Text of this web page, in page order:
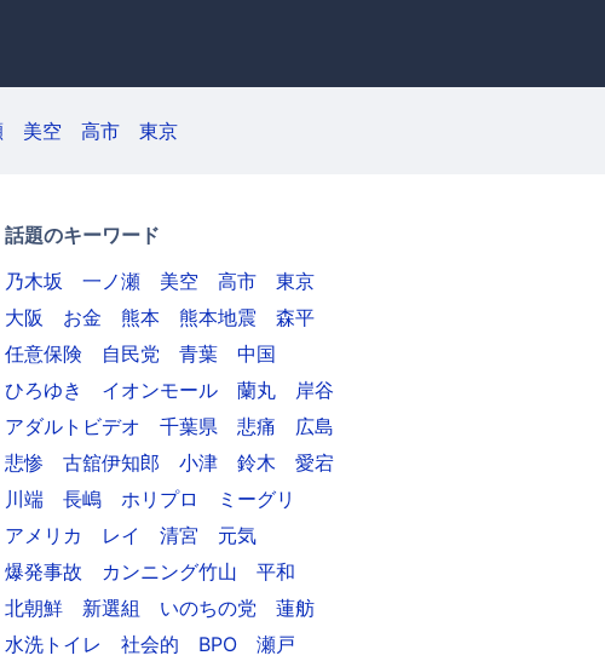
美空 高市 東京
話題のキーワード
乃木坂
一ノ瀬 美空 高市
東京
大阪
お金 熊本 熊本地震
森平
任意保険
自民党 青葉
中国
ひろゆき
イオンモール 蘭丸
岸谷
アダルトビデオ
千葉県 悲痛
広島
悲惨
古舘伊知郎 小津 鈴木
愛宕
川端
長嶋 ホリプロ
ミーグリ
アメリカ
レイ 清宮
元気
爆発事故
カンニング竹山
平和
北朝鮮
新選組 いのちの党
蓮舫
水洗トイレ
社会的 BPO
瀬戸